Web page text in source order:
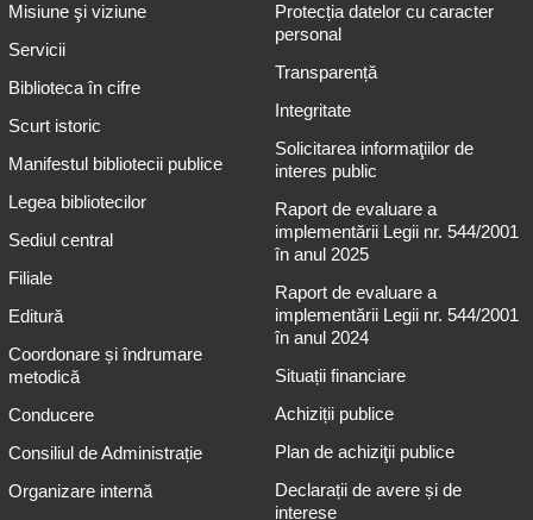
Misiune şi viziune
Servicii
Biblioteca în cifre
Scurt istoric
Manifestul bibliotecii publice
Legea bibliotecilor
Sediul central
Filiale
Editură
Coordonare și îndrumare
metodică
Conducere
Consiliul de Administrație
Organizare internă
Protecția datelor cu caracter
personal
Transparență
Integritate
Solicitarea informaţiilor de
interes public
Raport de evaluare a
implementării Legii nr. 544/2001
în anul 2025
Raport de evaluare a
implementării Legii nr. 544/2001
în anul 2024
Situații financiare
Achiziții publice
Plan de achiziţii publice
Declarații de avere și de
interese